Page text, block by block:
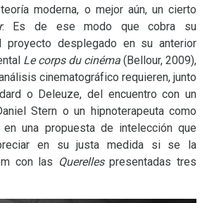
moderna, o mejor aún, un cierto
. Es de ese modo que cobra su
proyecto desplegado en su anterior
Le corps du cinéma (Bellour, 2009),
cinematográfico requieren, junto
o Deleuze, del encuentro con un
Stern o un hipnoterapeuta como
en una propuesta de intelección que
en su justa medida si se la
con las Querellespresentadas tres